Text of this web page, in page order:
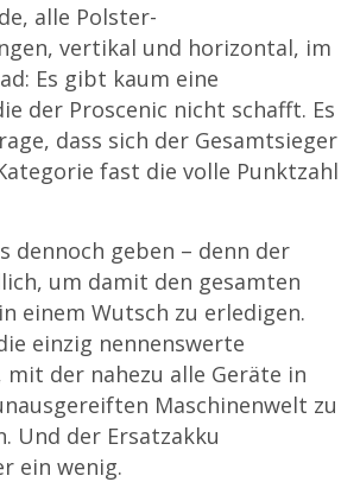
alle Polster-
vertikal und horizontal, im
Es gibt kaum eine
der Proscenic nicht schafft. Es
dass sich der Gesamtsieger
fast die volle Punktzahl
dennoch geben – denn der
um damit den gesamten
einem Wutsch zu erledigen.
einzig nennenswerte
mit der nahezu alle Geräte in
Maschinenwelt zu
Und der Ersatzakku
ein wenig.